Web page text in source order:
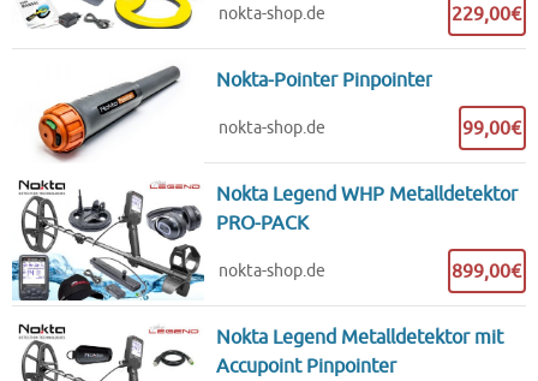
nokta-shop.de 229,00€
Nokta-Pointer Pinpointer
nokta-shop.de 99,00€
Nokta Legend WHP Metalldetektor
PRO-PACK
nokta-shop.de 899,00€
Nokta Legend Metalldetektor mit
Accupoint Pinpointer